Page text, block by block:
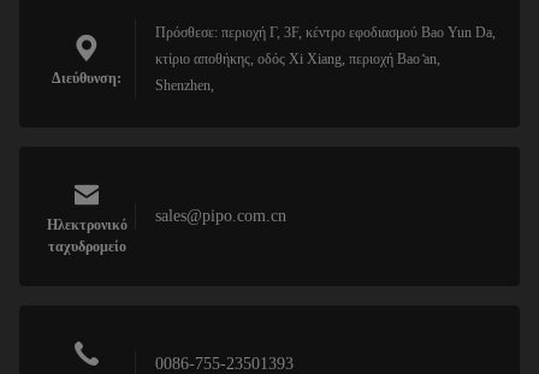
Διεύθυνση:
Πρόσθεσε: περιοχή Γ, 3F, κέντρο εφοδιασμού Bao Yun Da,
κτίριο αποθήκης, οδός Xi Xiang, περιοχή Bao ̊an,
Shenzhen,
Ηλεκτρονικό
ταχυδρομείο
sales@pipo.com.cn
0086-755-23501393